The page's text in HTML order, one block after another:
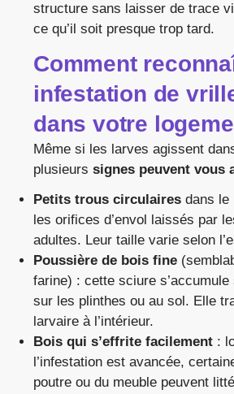
structure sans laisser de trace
ce qu’il soit presque trop tard.
Comment
infestation de
dans votre
Même si les larves agissent
plusieurs signes peuvent vous
Petits trous circulaires dans le
les orifices d’envol laissés par
adultes. Leur taille varie selon
Poussière de bois fine
farine) : cette sciure
sur les plinthes ou au sol. Elle
larvaire à l’intérieur.
Bois qui s’effrite facilement :
l’infestation est avancée,
poutre ou du meuble peuvent